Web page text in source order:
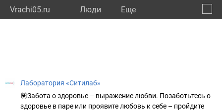
Vrachi05.ru Люди Eще
Лаборатория «Ситилаб»
💟Забота о здоровье – выражение любви. Позаботьтесь о
здоровье в паре или проявите любовь к себе – пройдите